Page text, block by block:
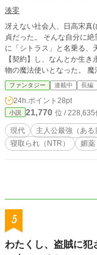
湊零
冴えない社会人、日高宋真
貞だった。 そんな自分に
に「シトラス」と名乗る、天使のよう
【契約】し、なんとか生
物の魔法使いとなった。 魔法の力は強大で、例えばその一つ、【媚薬錬成(ポー
ション・メイカー)】を使え
いうものだった。 ネチネチと嫌味ばかりの女先輩、想うだけで手を出せなかっ
た想い人。 今なら、好き放題ヤれる。 「本当に人生を
ゴミのような目で見てきた
を売る！」 三十歳まで童貞を貫いたからこそ手に入れた【魅了魔法】の力で、
宋真は第二の社会人「性」活を始めていく。
ル末尾に『★』マークが付
ファンタジー 連載中 長編
24h.ポイント 28pt
小説 21,770 位 / 228,635
現代 主人公最強（ある
寝取られ（NTR）
媚薬
5
わたくし、盗賊に犯